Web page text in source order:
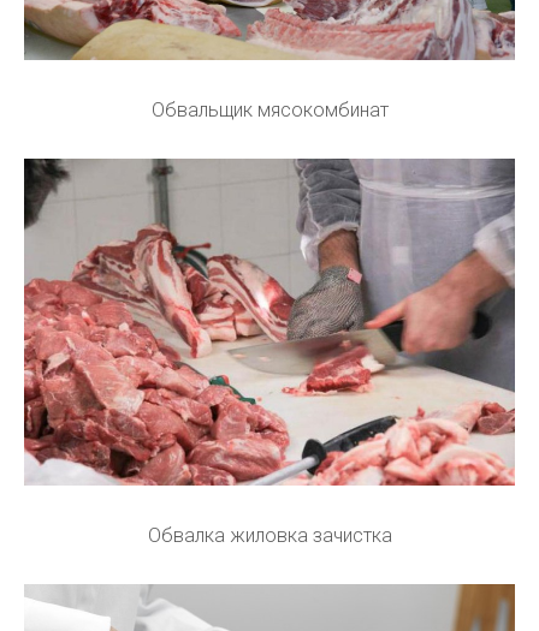
Обвальщик мясокомбинат
Обвалка жиловка зачистка